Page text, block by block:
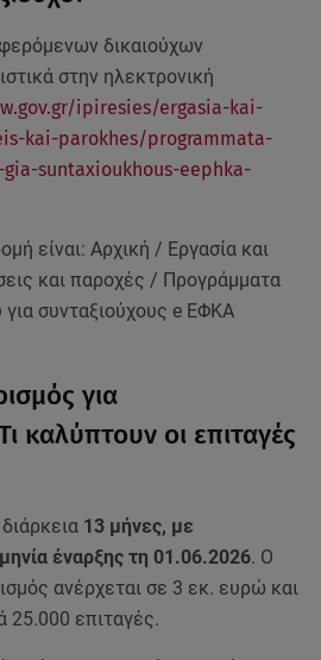
δικαιούχων
στην ηλεκτρονική
ipiresies/ergasia-kai-
kai-parokhes/programmata-
suntaxioukhous-eephka-
είναι: Αρχική / Εργασία και
και παροχές / Προγράμματα
για συνταξιούχους e ΕΦΚΑ
για
καλύπτουν οι επιταγές
13 μήνες, με
έναρξης τη 01.06.2026. Ο
ανέρχεται σε 3 εκ. ευρώ και
25.000 επιταγές.